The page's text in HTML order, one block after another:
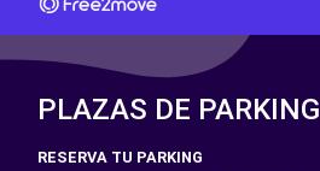
PLAZAS DE PARKING
RESERVA TU PARKING